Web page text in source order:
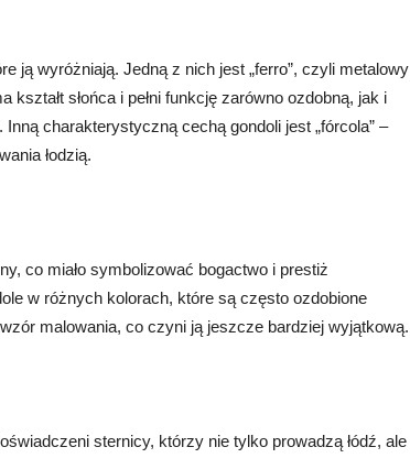
ją wyróżniają. Jedną z nich jest „ferro”, czyli metalowy
słońca i pełni funkcję zarówno ozdobną, jak i
charakterystyczną cechą gondoli jest „fórcola” –
łodzią.
co miało symbolizować bogactwo i prestiż
w różnych kolorach, które są często ozdobione
malowania, co czyni ją jeszcze bardziej wyjątkową.
sternicy, którzy nie tylko prowadzą łódź, ale